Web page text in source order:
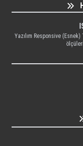
Yazılım Responsive